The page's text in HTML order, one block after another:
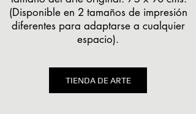
(Disponible en 2 tamaños de impresión
diferentes para adaptarse a cualquier
espacio).
TIENDA DE ARTE